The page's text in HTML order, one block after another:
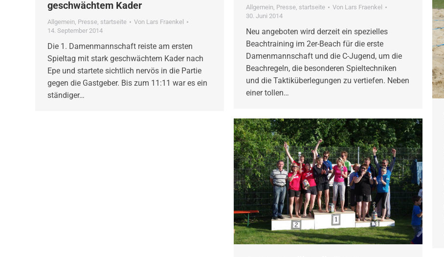
geschwächtem Kader
Allgemein Presse startseite Von Lars Fraenkel
14. September 2014
Die 1. Damenmannschaft reiste am ersten
Spieltag mit stark geschwächtem Kader nach
Epe und startete sichtlich nervös in die Partie
gegen die Gastgeber. Bis zum 11:11 war es ein
ständiger…
Allgemein, Presse, startseite Von Lars Fraenkel
30. Juni 2014
Neu angeboten wird derzeit ein spezielles
Beachtraining im 2er-Beach für die erste
Damenmannschaft und die C-Jugend, um die
Beachregeln, die besonderen Spieltechniken
und die Taktiküberlegungen zu vertiefen. Neben
einer tollen…